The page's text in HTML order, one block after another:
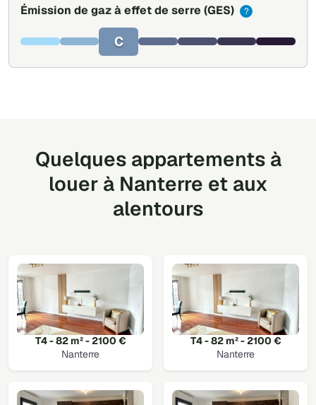
Émission de gaz à effet de serre (GES) ?
C
Quelques appartements à
louer à Nanterre et aux
alentours
T4 - 82 m² - 2100 €
Nanterre
T4 - 82 m² - 2100 €
Nanterre